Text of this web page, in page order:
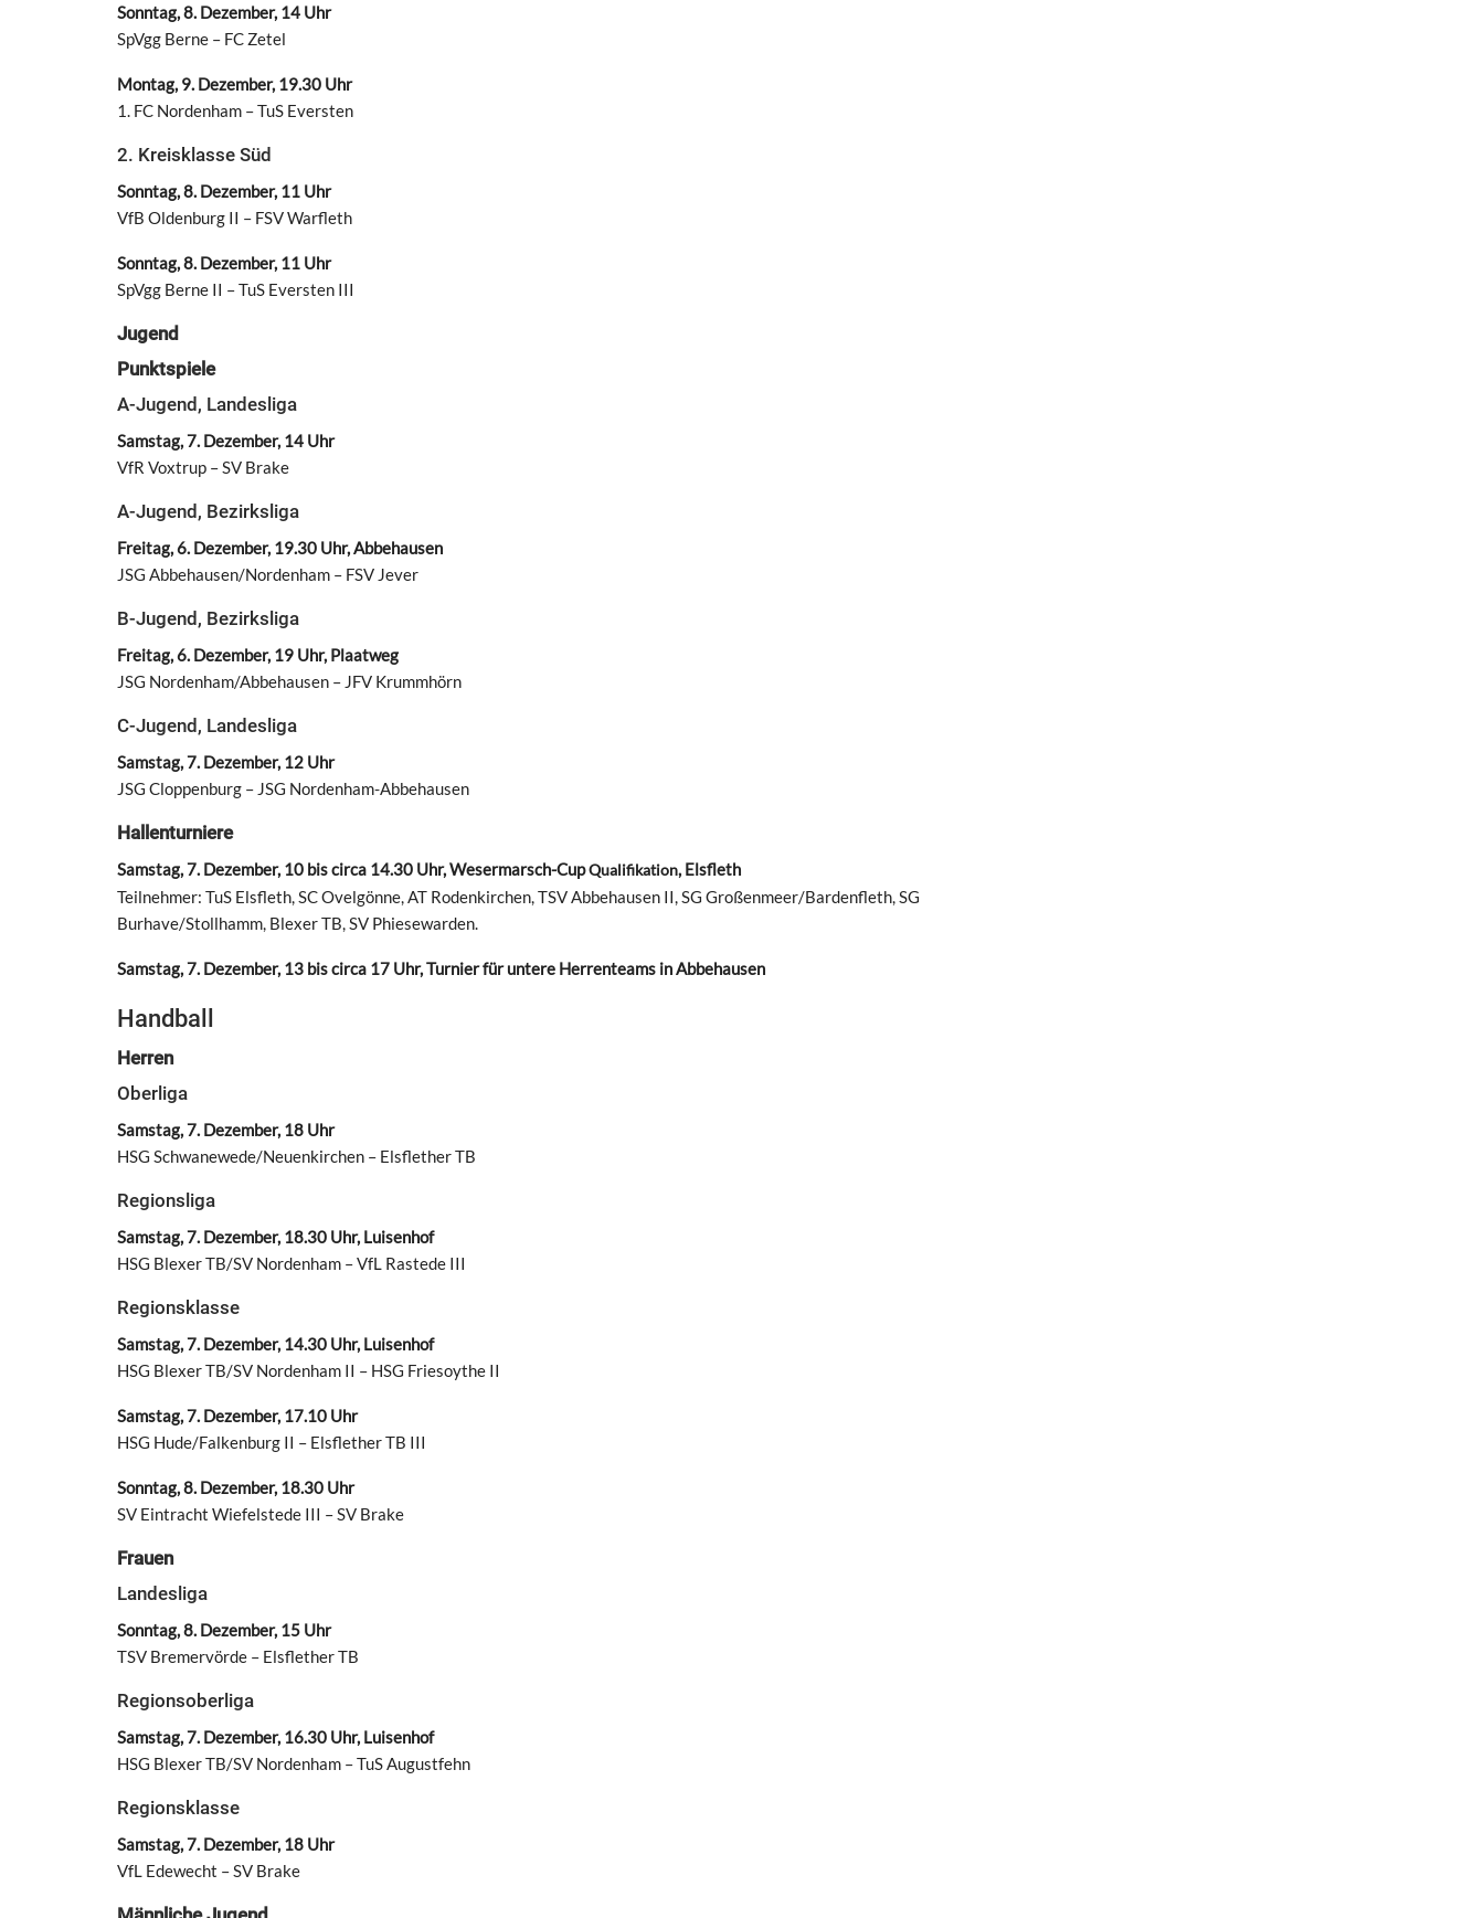
Sonntag, 8. Dezember, 14 Uhr
SpVgg Berne – FC Zetel
Montag, 9. Dezember, 19.30 Uhr
1. FC Nordenham – TuS Eversten
2. Kreisklasse Süd
Sonntag, 8. Dezember, 11 Uhr
VfB Oldenburg II – FSV Warfleth
Sonntag, 8. Dezember, 11 Uhr
SpVgg Berne II – TuS Eversten III
Jugend
Punktspiele
A-Jugend, Landesliga
Samstag, 7. Dezember, 14 Uhr
VfR Voxtrup – SV Brake
A-Jugend, Bezirksliga
Freitag, 6. Dezember, 19.30 Uhr, Abbehausen
JSG Abbehausen/Nordenham – FSV Jever
B-Jugend, Bezirksliga
Freitag, 6. Dezember, 19 Uhr, Plaatweg
JSG Nordenham/Abbehausen – JFV Krummhörn
C-Jugend, Landesliga
Samstag, 7. Dezember, 12 Uhr
JSG Cloppenburg – JSG Nordenham-Abbehausen
Hallenturniere
Samstag, 7. Dezember, 10 bis circa 14.30 Uhr, Wesermarsch-CupQualifikation, Elsfleth
Teilnehmer: TuS Elsfleth, SC Ovelgönne, AT Rodenkirchen, TSV Abbehausen II, SG Großenmeer/Bardenfleth, SG
Burhave/Stollhamm, Blexer TB, SV Phiesewarden.
Samstag, 7. Dezember, 13 bis circa 17 Uhr, Turnier für untere Herrenteams in Abbehausen
Handball
Herren
Oberliga
Samstag, 7. Dezember, 18 Uhr
HSG Schwanewede/Neuenkirchen – Elsflether TB
Regionsliga
Samstag, 7. Dezember, 18.30 Uhr, Luisenhof
HSG Blexer TB/SV Nordenham – VfL Rastede III
Regionsklasse
Samstag, 7. Dezember, 14.30 Uhr, Luisenhof
HSG Blexer TB/SV Nordenham II – HSG Friesoythe II
Samstag, 7. Dezember, 17.10 Uhr
HSG Hude/Falkenburg II – Elsflether TB III
Sonntag, 8. Dezember, 18.30 Uhr
SV Eintracht Wiefelstede III – SV Brake
Frauen
Landesliga
Sonntag, 8. Dezember, 15 Uhr
TSV Bremervörde – Elsflether TB
Regionsoberliga
Samstag, 7. Dezember, 16.30 Uhr, Luisenhof
HSG Blexer TB/SV Nordenham – TuS Augustfehn
Regionsklasse
Samstag, 7. Dezember, 18 Uhr
VfL Edewecht – SV Brake